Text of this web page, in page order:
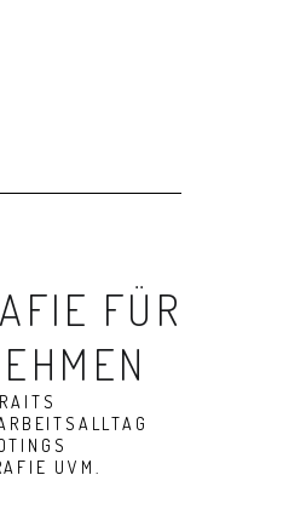
FÜR
UVM.